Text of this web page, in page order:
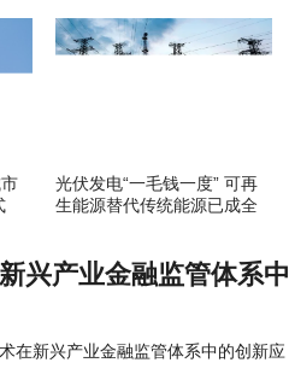
光伏发电“一毛钱一度” 可再
生能源替代传统能源已成全
兴产业金融监管体系中
在新兴产业金融监管体系中的创新应